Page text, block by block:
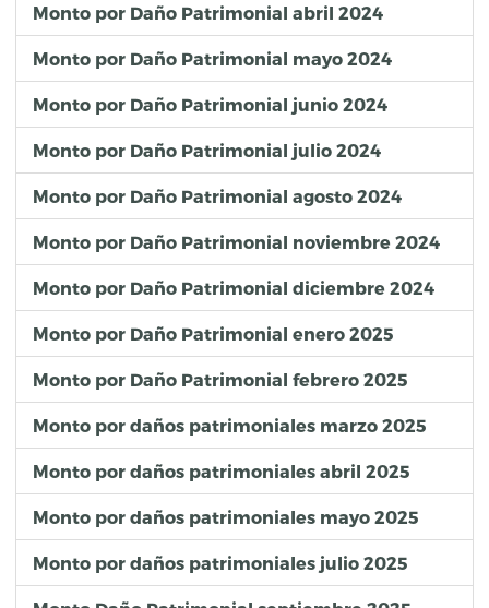
Monto por Daño Patrimonial abril 2024
Monto por Daño Patrimonial mayo 2024
Monto por Daño Patrimonial junio 2024
Monto por Daño Patrimonial julio 2024
Monto por Daño Patrimonial agosto 2024
Monto por Daño Patrimonial noviembre 2024
Monto por Daño Patrimonial diciembre 2024
Monto por Daño Patrimonial enero 2025
Monto por Daño Patrimonial febrero 2025
Monto por daños patrimoniales marzo 2025
Monto por daños patrimoniales abril 2025
Monto por daños patrimoniales mayo 2025
Monto por daños patrimoniales julio 2025